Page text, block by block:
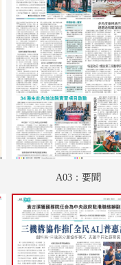
A20：國際
B01：財經
B02：魅力衣妝
B03：文匯園
B04：采風
B05：娛樂
A03：要聞